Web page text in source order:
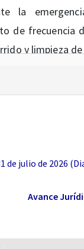
la
de frecuencia
y limpieza
de 2020,
climática,
julio de 2026
Avance